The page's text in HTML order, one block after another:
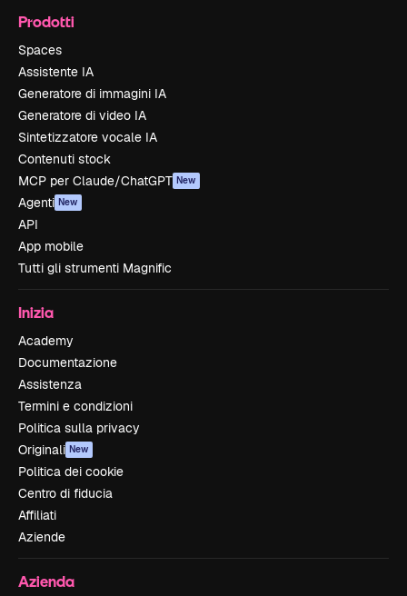
Prodotti
Spaces
Assistente IA
Generatore di immagini IA
Generatore di video IA
Sintetizzatore vocale IA
Contenuti stock
MCP per Claude/ChatGPT New
Agenti New
API
App mobile
Tutti gli strumenti Magnific
Inizia
Academy
Documentazione
Assistenza
Termini e condizioni
Politica sulla privacy
Originali New
Politica dei cookie
Centro di fiducia
Affiliati
Aziende
Azienda